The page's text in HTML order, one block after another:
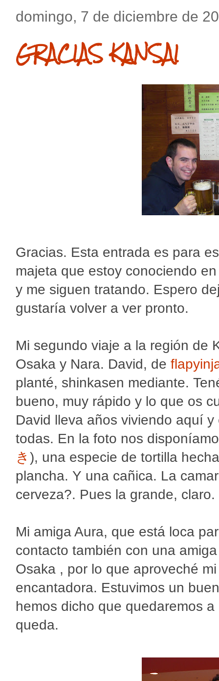
domingo, 7 de diciembre de
GRACIAS KANSAI
Gracias. Esta entrada es para
majeta que estoy conociendo
y me siguen tratando. Espero
gustaría volver a ver pronto.
Mi segundo viaje a la región de
Osaka y Nara. David, de
planté, shinkasen mediante.
bueno, muy rápido y lo que os
David lleva años viviendo aquí
todas. En la foto nos
き ), una especie de tortilla
plancha. Y una cañica. La
cerveza?. Pues la grande, claro.
Mi amiga Aura, que está loca
contacto también con una
Osaka , por lo que aproveché
encantadora. Estuvimos un
hemos dicho que quedaremos
queda.